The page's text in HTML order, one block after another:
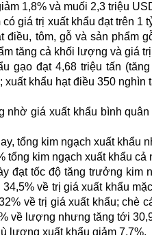
1,8% và muối 2,3 triệu
có giá trị xuất khẩu đạt trên 1
điều, tôm, gỗ và sản phẩm
tăng cả khối lượng và giá
gạo đạt 4,68 triệu tấn
xuất khẩu hạt điều 350 nghìn
giá xuất khẩu bình quân
tổng kim ngạch xuất khẩu
tổng kim ngạch xuất khẩu cả
đạt tốc độ tăng trưởng kim
về trị giá xuất khẩu
về trị giá xuất khẩu; chè
về lượng nhưng tăng tới
lượng xuất khẩu giảm 7,7%.